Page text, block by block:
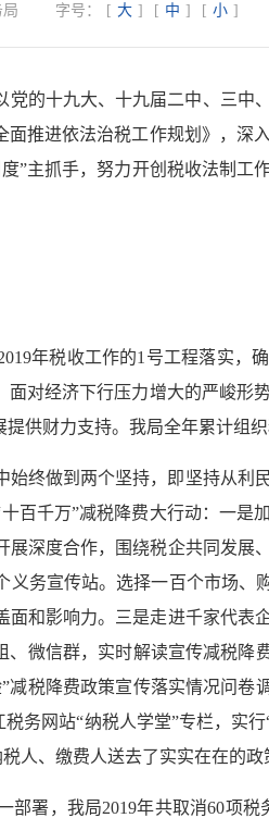
字号： [ 大 ] [ 中 ] [ 小 ]
的十九大、十九届二中、三中
推进依法治税工作规划》，深
”主抓手，努力开创税收法制工
年税收工作的1 号工程落实，
对经济下行压力增大的严峻形
供财力支持。我局全年累计组
始终做到两个坚持，即坚持从利
百千万”减税降费大行动：一是
展深度合作，围绕税企共同发展
务宣传站。选择一百个市场、
和影响力。三是走进千家代表
微信群，实时解读宣传减税降
税降费政策宣传落实情况问卷
务网站“纳税人学堂”专栏，实行
人、缴费人送去了实实在在的政
部署，我局2019年共取消60项税